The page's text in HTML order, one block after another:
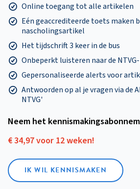
Online toegang tot alle artikelen
Eén geaccrediteerde toets maken
nascholingsartikel
Het tijdschrift 3 keer in de bus
Onbeperkt luisteren naar de
Gepersonaliseerde alerts voor
Antwoorden op al je vragen via de
NTVG'
Neem het
€ 34,97 voor 12 weken!
IK WIL KENNISMAKEN